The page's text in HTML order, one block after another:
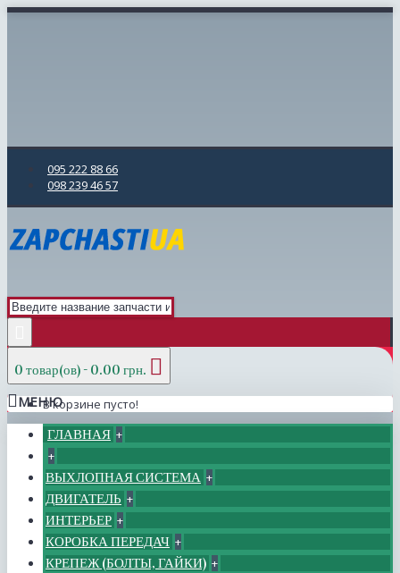
095 222 88 66
098 239 46 57
0 товар(ов) - 0.00 грн.
В корзине пусто!
МЕНЮ
ГЛАВНАЯ +
+
ВЫХЛОПНАЯ СИСТЕМА +
ДВИГАТЕЛЬ +
ИНТЕРЬЕР +
КОРОБКА ПЕРЕДАЧ +
КРЕПЕЖ (БОЛТЫ, ГАЙКИ) +